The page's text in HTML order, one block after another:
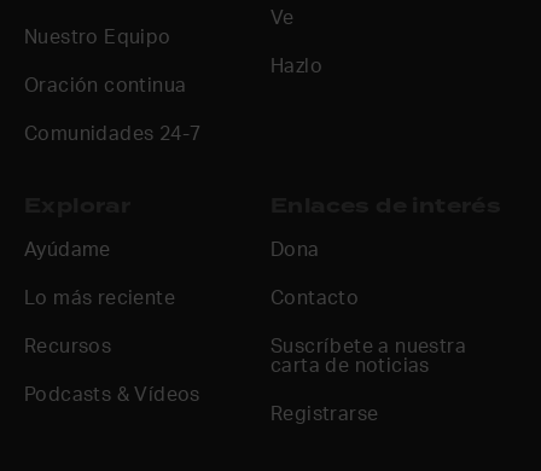
Nuestro Equipo
Oración continua
Comunidades 24-7
Ve
Hazlo
Ayúdame
Lo más reciente
Recursos
Podcasts & Vídeos
Dona
Contacto
Suscríbete a nuestra
carta de noticias
Registrarse